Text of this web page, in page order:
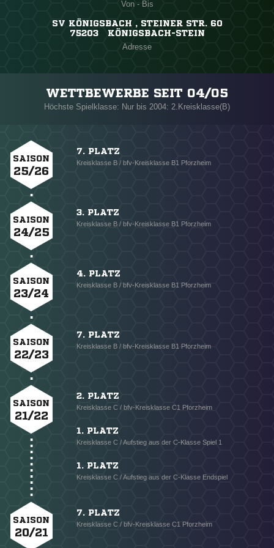
Von - Bis
SV KÖNIGSBACH , STEINER STR. 60
75203 KÖNIGSBACH-STEIN
Adresse
WETTBEWERBE SEIT 04/05
Höchste Spielklasse: Nur bis 2004: 2.Kreisklasse(B)
SAISON
25/26
7. PLATZ
Kreisklasse B / bfv-Kreisklasse B1 Pforzheim
SAISON
24/25
3. PLATZ
Kreisklasse B / bfv-Kreisklasse B1 Pforzheim
SAISON
23/24
4. PLATZ
Kreisklasse B / bfv-Kreisklasse B1 Pforzheim
SAISON
22/23
7. PLATZ
Kreisklasse B / bfv-Kreisklasse B1 Pforzheim
SAISON
21/22
2. PLATZ
Kreisklasse C / bfv-Kreisklasse C1 Pforzheim
1. PLATZ
Kreisklasse C / Aufstieg aus der C-Klasse Spiel 1
1. PLATZ
Kreisklasse C / Aufstieg aus der C-Klasse Endspiel
SAISON
20/21
7. PLATZ
Kreisklasse C / bfv-Kreisklasse C1 Pforzheim